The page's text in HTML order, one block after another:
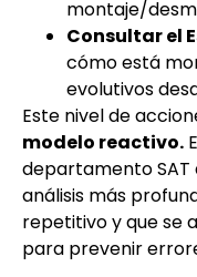
montaje/
Consultar el
cómo está
evolutivos
Este nivel de
modelo reactivo.
departamento SAT
análisis más
repetitivo y que se
para prevenir